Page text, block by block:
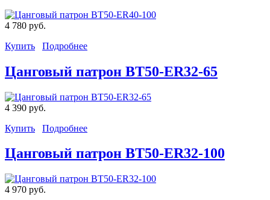
4 780 руб.
Купить
Подробнее
Цанговый патрон BT50-ER32-65
4 390 руб.
Купить
Подробнее
Цанговый патрон BT50-ER32-100
4 970 руб.